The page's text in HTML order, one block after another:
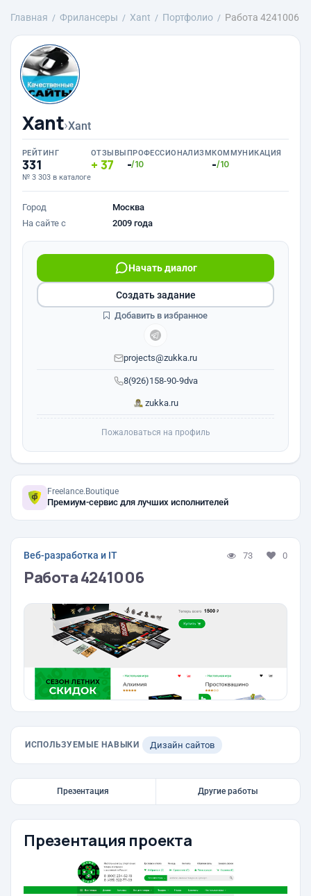
Главная Фрилансеры Xant Портфолио Работа 4241006
Xant›Xant
РЕЙТИНГ
331
№ 3 303 в каталоге
ОТЗЫВЫ
37
ПРОФЕССИОНАЛИЗМ
-/10
КОММУНИКАЦИЯ
-/10
Город
Москва
На сайте с
2009 года
8(926)158-90-9dva
Начать диалог
projects@zukka.ru
zukka.ru
Создать задание
Добавить в избранное
Пожаловаться на профиль
Freelance.Boutique
Премиум-сервис для лучших исполнителей
Веб-разработка и IT 73 0
Работа 4241006
ИСПОЛЬЗУЕМЫЕ НАВЫКИ Дизайн сайтов
Презентация Другие работы
Презентация проекта